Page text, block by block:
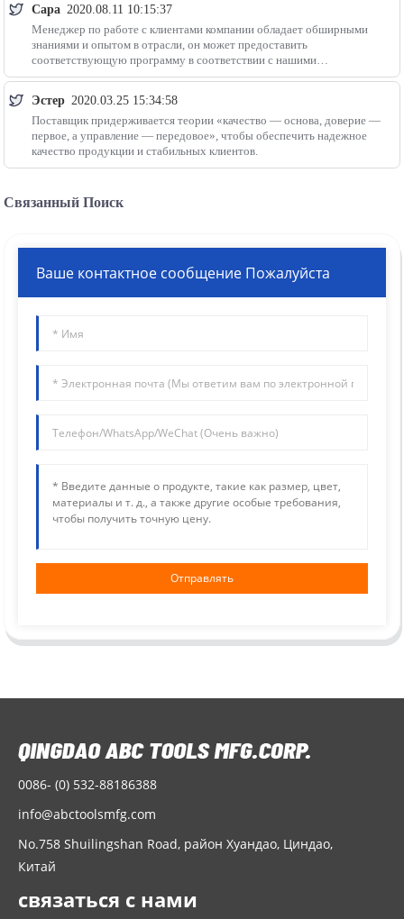
Сара 2020.08.11 10:15:37
Менеджер по работе с клиентами компании обладает обширными
знаниями и опытом в отрасли, он может предоставить
соответствующую программу в соответствии с нашими
потребностями и свободно говорит по-английски.
Эстер 2020.03.25 15:34:58
Поставщик придерживается теории «качество — основа, доверие —
первое, а управление — передовое», чтобы обеспечить надежное
качество продукции и стабильных клиентов.
Связанный Поиск
Ваше контактное сообщение Пожалуйста
Отправлять
0086- (0) 532-88186388
info@abctoolsmfg.com
No.758 Shuilingshan Road, район Хуандао, Циндао,
Китай
связаться с нами